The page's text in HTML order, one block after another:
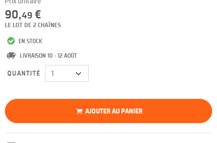
90,49 €
LE LOT DE 2 CHAÎNES
EN STOCK
LIVRAISON 10 - 12 AOÛT
QUANTITÉ
AJOUTER AU PANIER